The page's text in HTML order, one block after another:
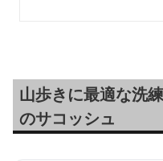
山歩きに最適な洗
のサコッシュ